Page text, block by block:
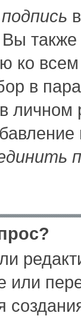
ко
в
или